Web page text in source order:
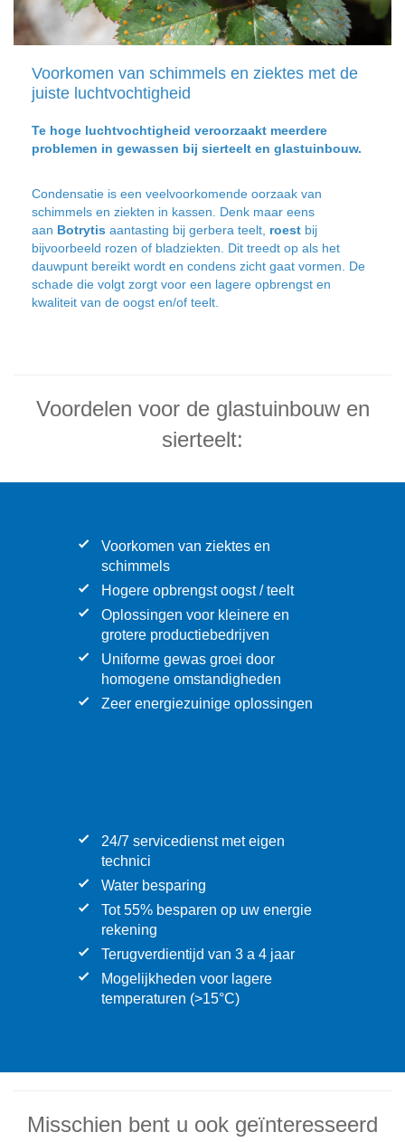
Voorkomen van schimmels en ziektes met de
juiste luchtvochtigheid
Te hoge luchtvochtigheid veroorzaakt meerdere
problemen in gewassen bij sierteelt en glastuinbouw.
Condensatie is een veelvoorkomende oorzaak van
schimmels en ziekten in kassen. Denk maar eens
aan Botrytis aantasting bij gerbera teelt, roest bij
bijvoorbeeld rozen of bladziekten. Dit treedt op als het
dauwpunt bereikt wordt en condens zicht gaat vormen. De
schade die volgt zorgt voor een lagere opbrengst en
kwaliteit van de oogst en/of teelt.
Voordelen voor de glastuinbouw en
sierteelt:
Voorkomen van ziektes en
schimmels
Hogere opbrengst oogst / teelt
Oplossingen voor kleinere en
grotere productiebedrijven
Uniforme gewas groei door
homogene omstandigheden
Zeer energiezuinige oplossingen
24/7 servicedienst met eigen
technici
Water besparing
Tot 55% besparen op uw energie
rekening
Terugverdientijd van 3 a 4 jaar
Mogelijkheden voor lagere
temperaturen (>15°C)
Misschien bent u ook geïnteresseerd